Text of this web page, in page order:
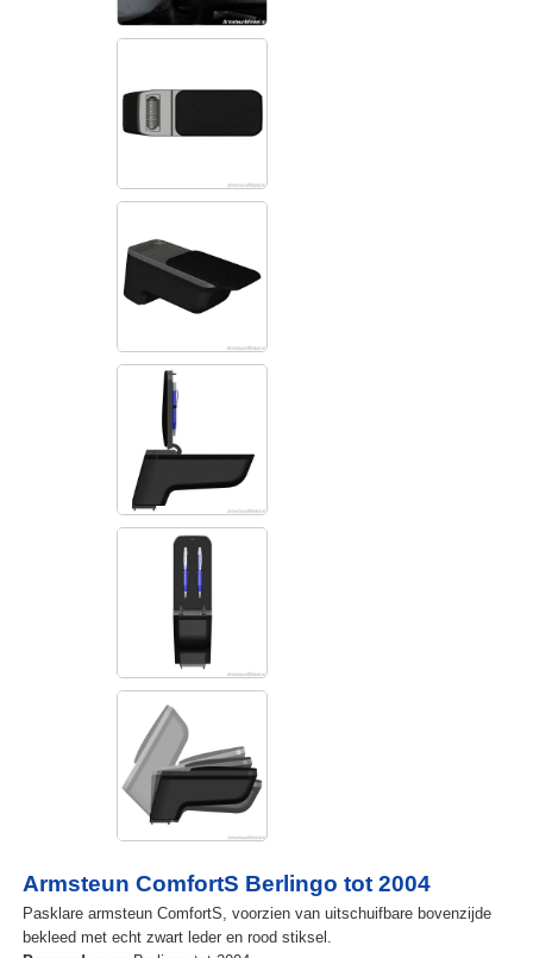
Armsteun ComfortS Berlingo tot 2004
Pasklare armsteun ComfortS, voorzien van uitschuifbare bovenzijde
bekleed met echt zwart leder en rood stiksel.